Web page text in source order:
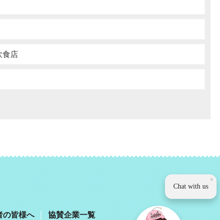
食店
観光いば
の皆様へ 協賛企業一覧
×
Chat with us